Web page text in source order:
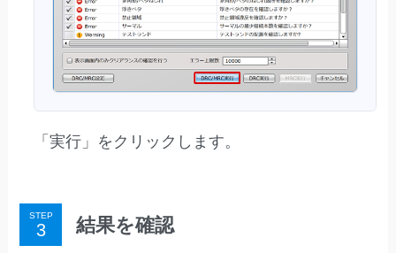
「実行」をクリックします。
STEP 結果を確認